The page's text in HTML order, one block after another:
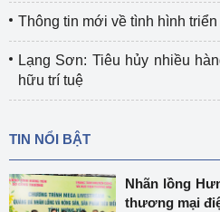
Thông tin mới về tình hình
Lạng Sơn: Tiêu hủy nhiều
hữu trí tuệ
TIN NỔI BẬT
Nhãn lồng
thương mại